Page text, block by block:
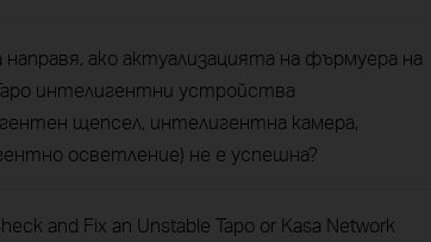
направя, ако актуализацията на фърмуера на
интелигентни устройства
щепсел, интелигентна камера,
осветление) не е успешна?
and Fix an Unstable Tapo or Kasa Network